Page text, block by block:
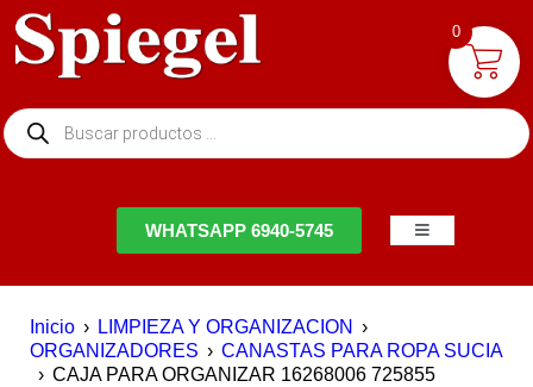
WHATSAPP 6940-5745
Inicio › LIMPIEZA Y ORGANIZACION ›
ORGANIZADORES › CANASTAS PARA ROPA SUCIA
› CAJA PARA ORGANIZAR 16268006 725855
0